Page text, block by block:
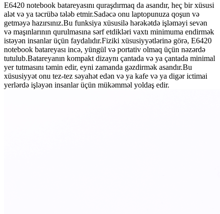
E6420 notebook batareyasını quraşdırmaq da asandır, heç bir xüsusi
alət və ya təcrübə tələb etmir.Sadəcə onu laptopunuza qoşun və
getməyə hazırsınız.Bu funksiya xüsusilə hərəkətdə işləməyi sevən
və maşınlarının qurulmasına sərf etdikləri vaxtı minimuma endirmək
istəyən insanlar üçün faydalıdır.Fiziki xüsusiyyətlərinə görə, E6420
notebook batareyası incə, yüngül və portativ olmaq üçün nəzərdə
tutulub.Batareyanın kompakt dizaynı çantada və ya çantada minimal
yer tutmasını təmin edir, eyni zamanda gəzdirmək asandır.Bu
xüsusiyyət onu tez-tez səyahət edən və ya kafe və ya digər ictimai
yerlərdə işləyən insanlar üçün mükəmməl yoldaş edir.